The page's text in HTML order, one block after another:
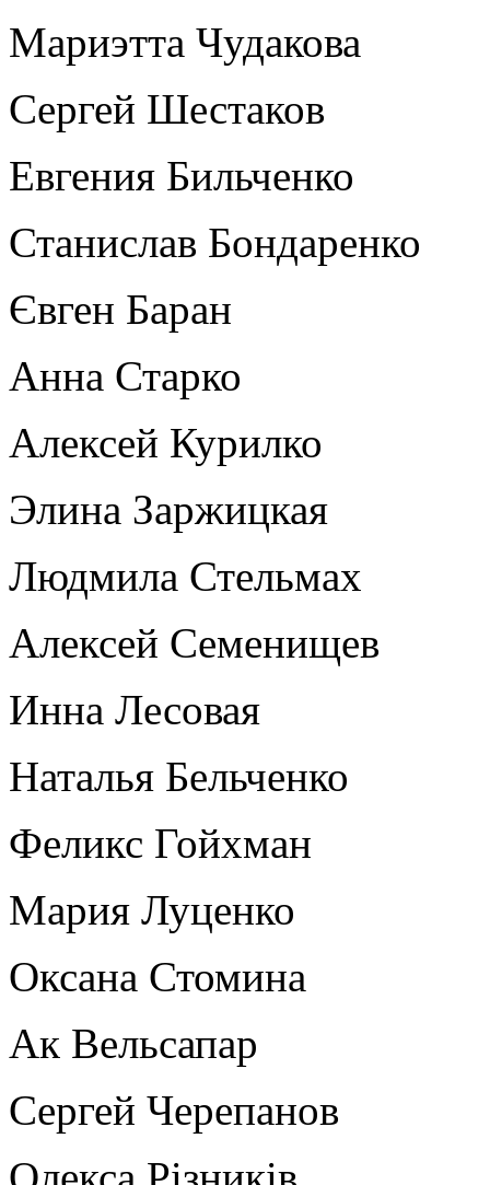
Мариэтта Чудакова
Сергей Шестаков
Евгения Бильченко
Станислав Бондаренко
Євген Баран
Анна Старко
Алексей Курилко
Элина Заржицкая
Людмила Стельмах
Алексей Семенищев
Инна Лесовая
Наталья Бельченко
Феликс Гойхман
Мария Луценко
Оксана Стомина
Ак Вельсапар
Сергей Черепанов